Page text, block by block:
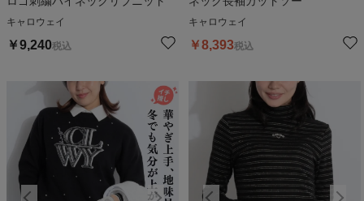
キャロウェイ
￥9,240税込
キャロウェイ
￥8,393税込